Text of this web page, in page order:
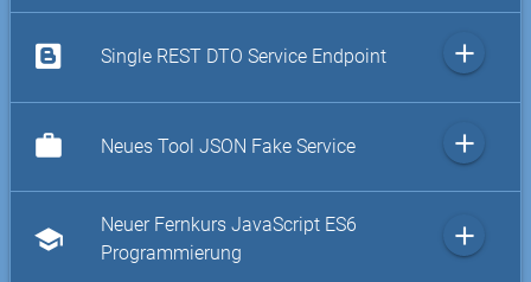
Single REST DTO Service Endpoint add
work Neues Tool JSON Fake Service add
school
Neuer Fernkurs JavaScript ES6
Programmierung
add